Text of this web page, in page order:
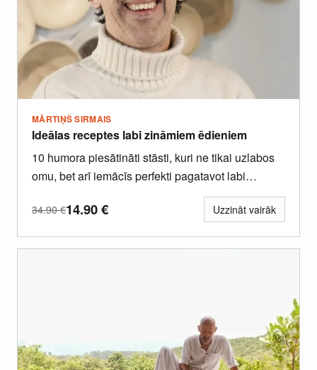
MĀRTIŅŠ SIRMAIS
Ideālas receptes labi zināmiem ēdieniem
10 humora piesātināti stāsti, kuri ne tikai uzlabos
omu, bet arī iemācīs perfekti pagatavot labi
34.90€14.90€ Uzzināt vairāk